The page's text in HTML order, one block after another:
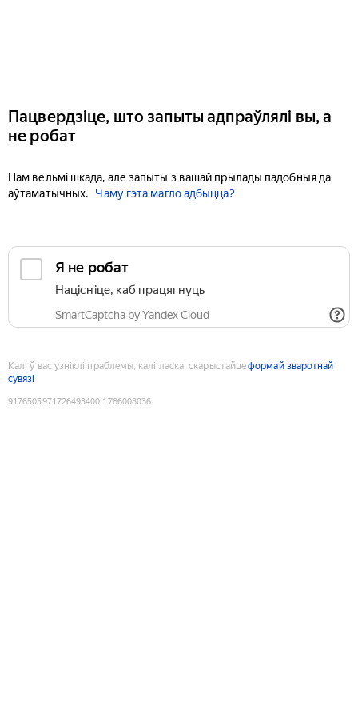
Пацвердзіце, што запыты адпраўлялі вы, а
не робат
Нам вельмі шкада, але запыты з вашай прылады падобныя да
аўтаматычных.
Чаму гэта магло адбыцца?
Я не робат
Націсніце, каб працягнуць
SmartCaptcha by Yandex Cloud
Калі ў вас узніклі праблемы, калі ласка, скарыстайцеформай зваротнай
сувязі
9176505971726493400:1786008036